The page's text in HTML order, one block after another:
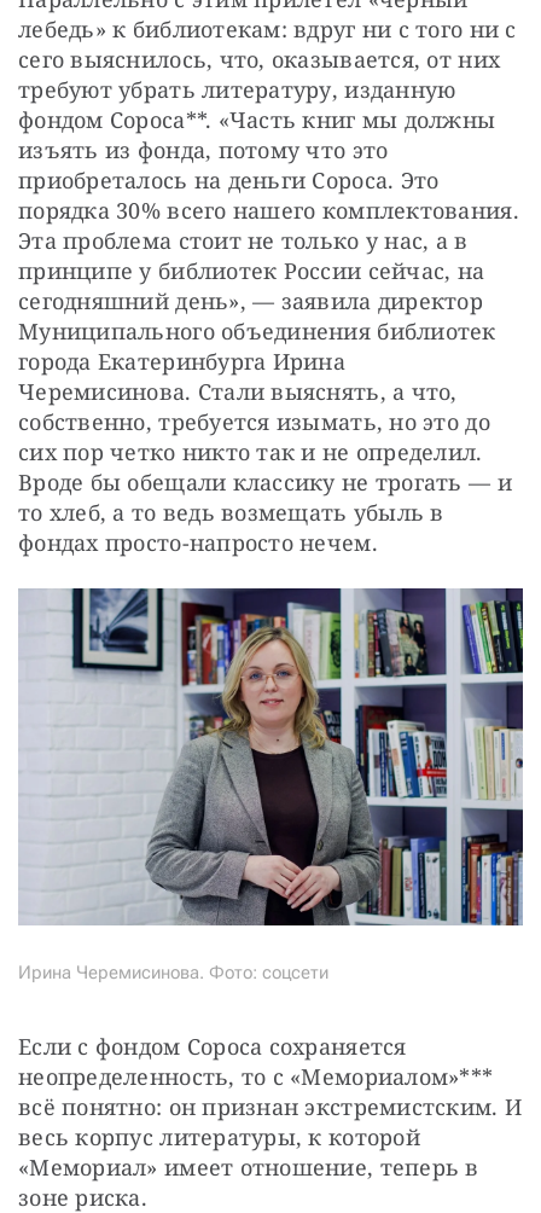
лебедь» к библиотекам: вдруг ни с того ни с
сего выяснилось, что, оказывается, от них
требуют убрать литературу, изданную
фондом Сороса**. «Часть книг мы должны
изъять из фонда, потому что это
приобреталось на деньги Сороса. Это
порядка 30% всего нашего комплектования.
Эта проблема стоит не только у нас, а в
принципе у библиотек России сейчас, на
сегодняшний день», — заявила директор
Муниципального объединения библиотек
города Екатеринбурга Ирина
Черемисинова. Стали выяснять, а что,
собственно, требуется изымать, но это до
сих пор четко никто так и не определил.
Вроде бы обещали классику не трогать — и
то хлеб, а то ведь возмещать убыль в
фондах просто-напросто нечем.
Ирина Черемисинова. Фото: соцсети
Если с фондом Сороса сохраняется
неопределенность, то с «Мемориалом»***
всё понятно: он признан экстремистским. И
весь корпус литературы, к которой
«Мемориал» имеет отношение, теперь в
зоне риска.